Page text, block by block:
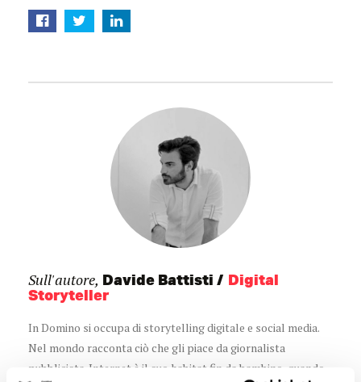
Sull'autore, Davide Battisti
Digital
Storyteller
In Domino si occupa di storytelling digitale e social media.
Nel mondo racconta ciò che gli piace da giornalista
pubblicista. Internet è il suo habitat fin da bambino, quando